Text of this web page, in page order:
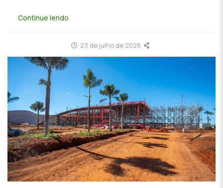
Continue lendo
23 de julho de 2026